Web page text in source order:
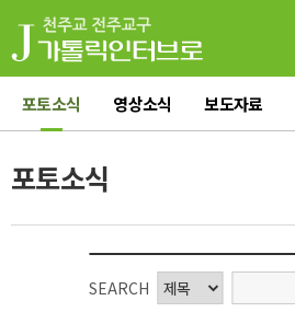
포토소식 영상소식 보도자료
포토소식
SEARCH